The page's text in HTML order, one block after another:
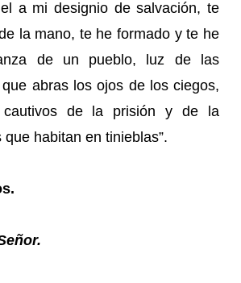
a mi designio de salvación, te
la mano, te he formado y te he
de un pueblo, luz de las
abras los ojos de los ciegos,
de la prisión y de la
habitan en tinieblas”.